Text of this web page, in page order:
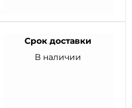
Срок доставки
В наличии